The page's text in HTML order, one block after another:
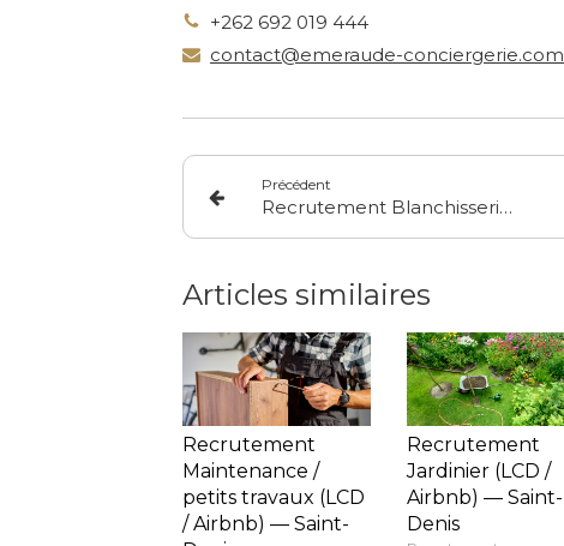
+262 692 019 444
contact@emeraude-conciergerie.com
Précédent
Recrutement Blanchisserie / gestion du linge (LCD / Airbnb) — Saint-Denis
Articles similaires
Recrutement
Maintenance /
petits travaux (LCD
/ Airbnb) — Saint-
Recrutement
Jardinier (LCD /
Airbnb) — Saint-
Denis